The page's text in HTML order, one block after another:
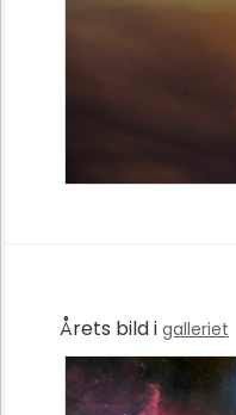
Årets bild i galleriet